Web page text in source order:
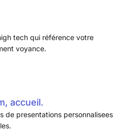
tech qui référence votre
voyance.
accueil.
de presentations personnalisees